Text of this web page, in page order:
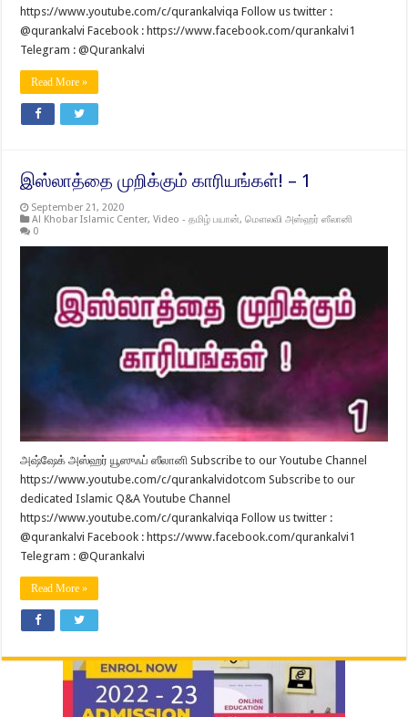
https://www.youtube.com/c/qurankalviqa Follow us twitter :
@qurankalvi Facebook : https://www.facebook.com/qurankalvi1
Telegram : @Qurankalvi
Read More »
இஸ்லாத்தை முறிக்கும் காரியங்கள்! – 1
September 21, 2020
Al Khobar Islamic Center,Video - தமிழ் பயான்,மௌலவி அஸ்ஹர் ஸீலானி
0
அஷ்ஷேக் அஸ்ஹர் யூஸுஃப் ஸீலானி Subscribe to our Youtube Channel
https://www.youtube.com/c/qurankalvidotcom Subscribe to our
dedicated Islamic Q&A Youtube Channel
https://www.youtube.com/c/qurankalviqa Follow us twitter :
@qurankalvi Facebook : https://www.facebook.com/qurankalvi1
Telegram : @Qurankalvi
Read More »